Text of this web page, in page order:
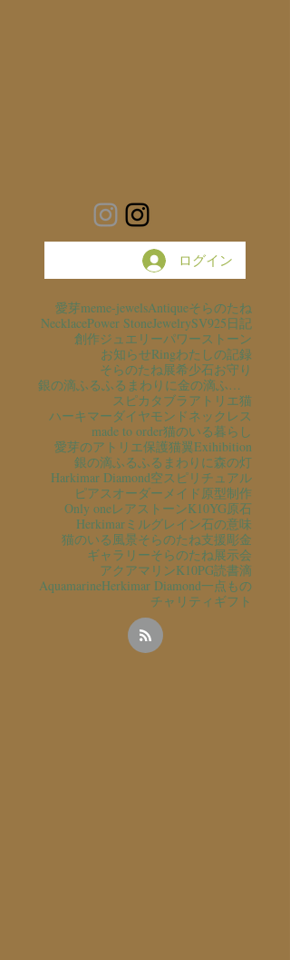
ログイン
愛芽meme-jewelsAntiqueそらのたね
NecklacePower StoneJewelrySV925日記
創作ジュエリーパワーストーン
お知らせRingわたしの記録
そらのたね展希少石お守り
銀の滴ふるふるまわりに金の滴ふるふるまわりに
スピカタブラ アトリエ猫
ハーキマーダイヤモンドネックレス
made to order猫のいる暮らし
愛芽のアトリエ保護猫翼Exihibition
銀の滴ふるふるまわりに森の灯
Harkimar Diamond空スピリチュアル
ピアスオーダーメイド原型制作
Only oneレアストーンK10YG原石
Herkimarミルグレイン石の意味
猫のいる風景そらのたね支援彫金
ギャラリーそらのたね展示会
アクアマリンK10PG読書滴
AquamarineHerkimar Diamond一点もの
チャリティ ギフト